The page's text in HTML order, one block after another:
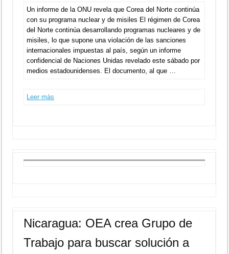
Un informe de la ONU revela que Corea del Norte continúa
con su programa nuclear y de misiles El régimen de Corea
del Norte continúa desarrollando programas nucleares y de
misiles, lo que supone una violación de las sanciones
internacionales impuestas al país, según un informe
confidencial de Naciones Unidas revelado este sábado por
medios estadounidenses. El documento, al que …
Leer más
Nicaragua: OEA crea Grupo de
Trabajo para buscar solución a